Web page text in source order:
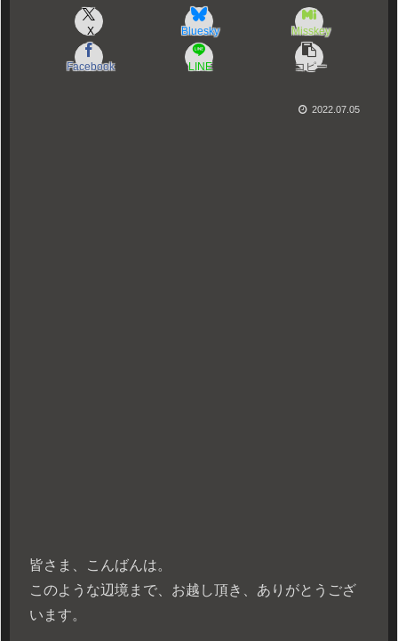
X Bluesky Misskey
Facebook LINE コピー
2022.07.05
皆さま、こんばんは。
このような辺境まで、お越し頂き、ありがとうござ
います。